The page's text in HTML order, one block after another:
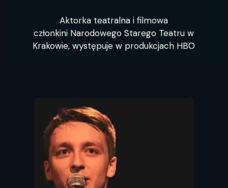
Aktorka teatralna i filmowa
członkini Narodowego Starego Teatru w
Krakowie,występuje w produkcjach HBO